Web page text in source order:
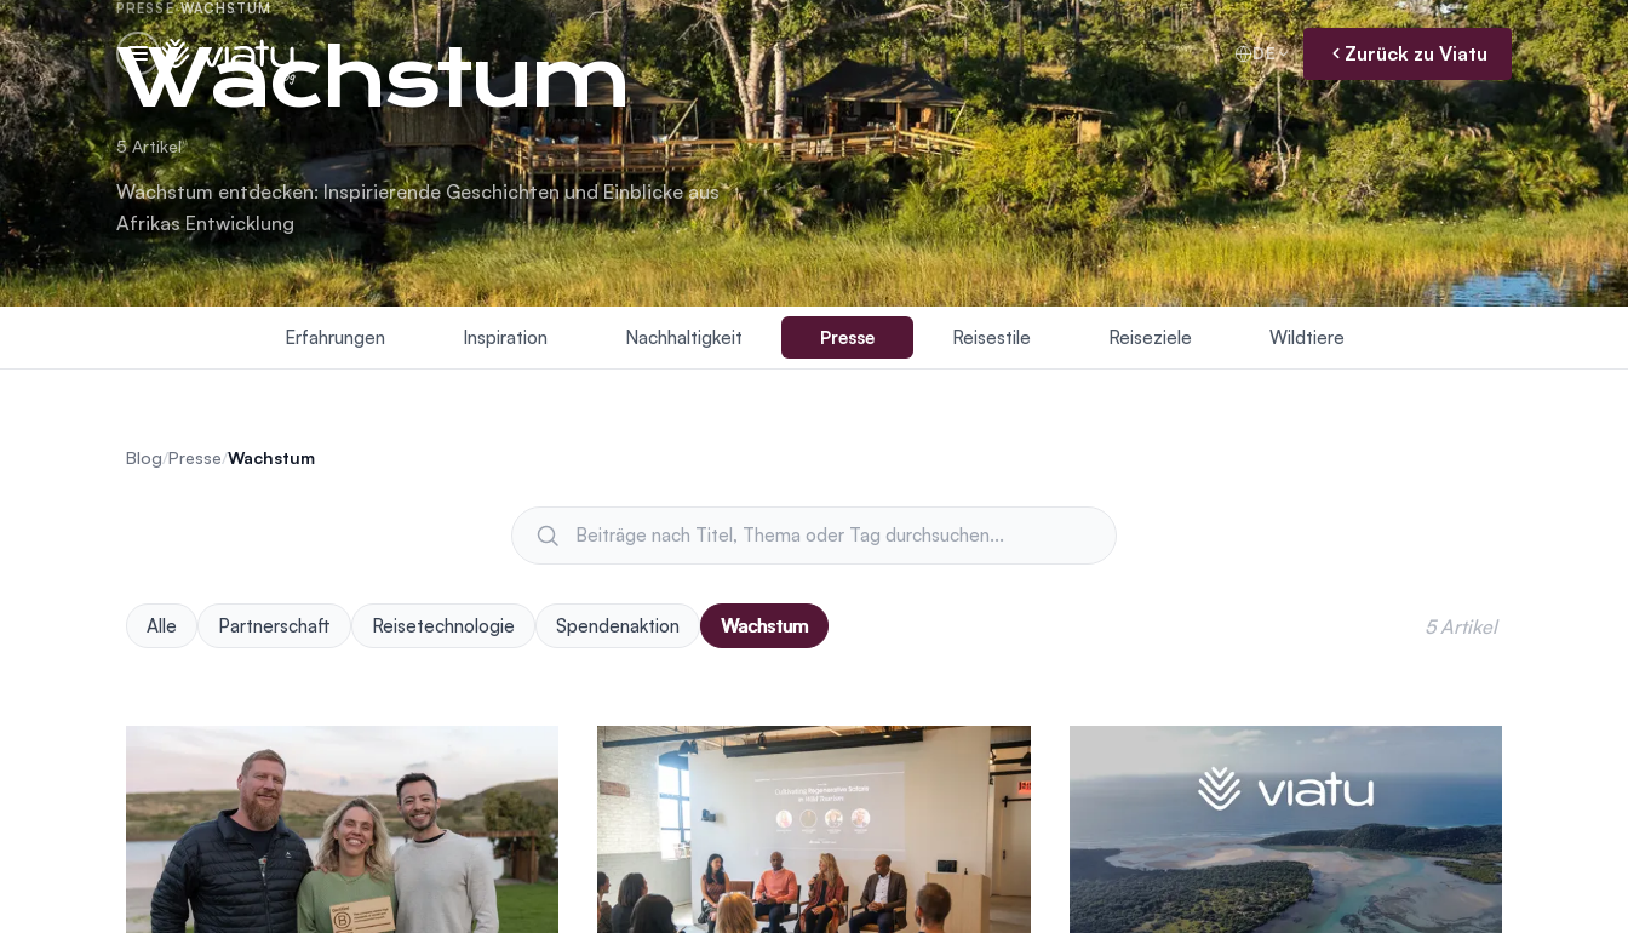
blog
DE Zurück zu Viatu
PRESSE·WACHSTUM
Wachstum
5 Artikel
Wachstum entdecken: Inspirierende Geschichten und Einblicke aus
Afrikas Entwicklung
Erfahrungen Inspiration Nachhaltigkeit Presse Reisestile Reiseziele Wildtiere
Blog/Presse/Wachstum
Alle Partnerschaft Reisetechnologie Spendenaktion Wachstum 5 Artikel